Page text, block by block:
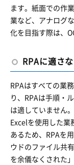
ます。紙面での作
業など、アナログ
化を目指す際は、
RPAに適さ
RPAはすべての業
り、RPAは手順・
は適していません
Excelを使用した業
あるため、RPAを
ウドのファイル共
を余儀なくされた